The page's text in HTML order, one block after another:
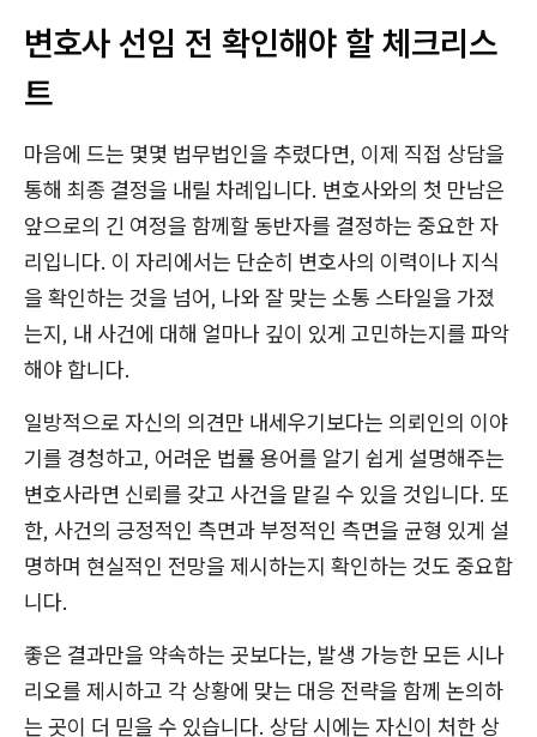
변호사 선임 전 확인해야 할 체크리스
트
마음에 드는 몇몇 법무법인을 추렸다면, 이제 직접 상담을
통해 최종 결정을 내릴 차례입니다. 변호사와의 첫 만남은
앞으로의 긴 여정을 함께할 동반자를 결정하는 중요한 자
리입니다. 이 자리에서는 단순히 변호사의 이력이나 지식
을 확인하는 것을 넘어, 나와 잘 맞는 소통 스타일을 가졌
는지, 내 사건에 대해 얼마나 깊이 있게 고민하는지를 파악
해야 합니다.
일방적으로 자신의 의견만 내세우기보다는 의뢰인의 이야
기를 경청하고, 어려운 법률 용어를 알기 쉽게 설명해주는
변호사라면 신뢰를 갖고 사건을 맡길 수 있을 것입니다. 또
한, 사건의 긍정적인 측면과 부정적인 측면을 균형 있게 설
명하며 현실적인 전망을 제시하는지 확인하는 것도 중요합
니다.
좋은 결과만을 약속하는 곳보다는, 발생 가능한 모든 시나
리오를 제시하고 각 상황에 맞는 대응 전략을 함께 논의하
는 곳이 더 믿을 수 있습니다. 상담 시에는 자신이 처한 상